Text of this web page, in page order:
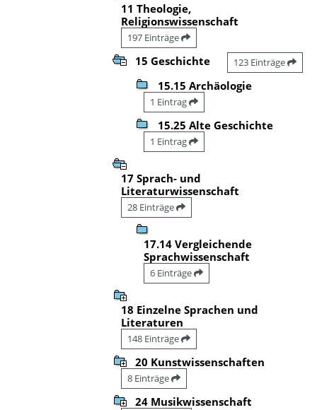
11 Theologie,
Religionswissenschaft
197 Einträge
15 Geschichte 123 Einträge
15.15 Archäologie
1 Eintrag
15.25 Alte Geschichte
1 Eintrag
17 Sprach- und
Literaturwissenschaft
28 Einträge
17.14 Vergleichende
Sprachwissenschaft
6 Einträge
18 Einzelne Sprachen und
Literaturen
148 Einträge
20 Kunstwissenschaften
8 Einträge
24 Musikwissenschaft